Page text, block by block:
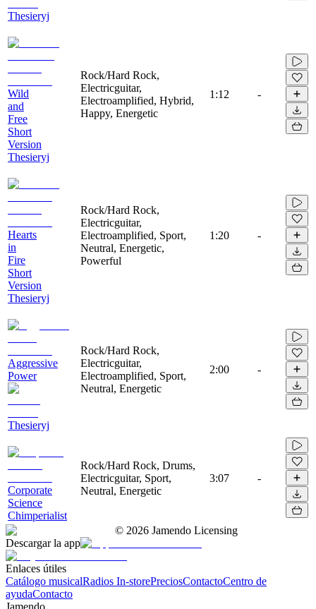
Thesieryj
Wild
and
Free
Short
Version
Thesieryj
Rock/Hard Rock,
Electricguitar,
Electroamplified, Hybrid,
Happy, Energetic
1:12 -
Hearts
in
Fire
Short
Version
Thesieryj
Rock/Hard Rock,
Electricguitar,
Electroamplified, Sport,
Neutral, Energetic,
Powerful
1:20 -
Aggressive
Power
Thesieryj
Rock/Hard Rock,
Electricguitar,
Electroamplified, Sport,
Neutral, Energetic
2:00 -
Corporate
Science
Chimperialist
Rock/Hard Rock, Drums,
Electricguitar, Sport,
Neutral, Energetic
3:07 -
© 2026 Jamendo Licensing
Descargar la app
Enlaces útiles
Catálogo musicalRadios In-storePreciosContactoCentro de
ayudaContacto
Jamendo